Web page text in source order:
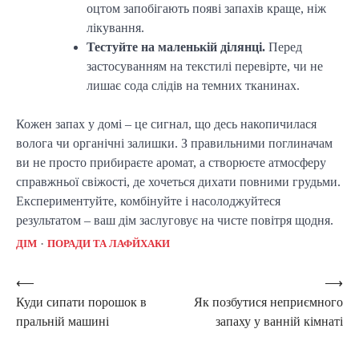
оцтом запобігають появі запахів краще, ніж
лікування.
Тестуйте на маленькій ділянці. Перед
застосуванням на текстилі перевірте, чи не
лишає сода слідів на темних тканинах.
Кожен запах у домі – це сигнал, що десь накопичилася
волога чи органічні залишки. З правильними поглиначам
ви не просто прибираєте аромат, а створюєте атмосферу
справжньої свіжості, де хочеться дихати повними грудьми.
Експериментуйте, комбінуйте і насолоджуйтеся
результатом – ваш дім заслуговує на чисте повітря щодня.
ДІМ ПОРАДИ ТА ЛАФЙХАКИ
Post
navigation
⟵
Куди сипати порошок в
пральній машині
Як позбутися неприємного
запаху у ванній кімнаті
⟶